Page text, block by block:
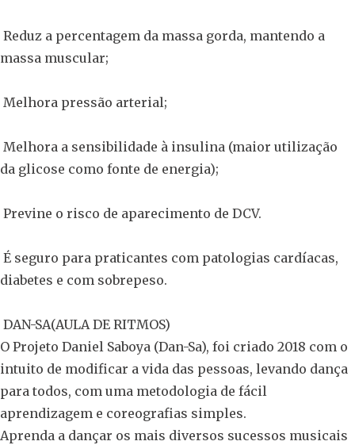
Reduz a percentagem da massa gorda, mantendo a
massa muscular;
Melhora pressão arterial;
Melhora a sensibilidade à insulina (maior utilização
da glicose como fonte de energia);
Previne o risco de aparecimento de DCV.
É seguro para praticantes com patologias cardíacas,
diabetes e com sobrepeso.
DAN-SA(AULA DE RITMOS)
O Projeto Daniel Saboya (Dan-Sa), foi criado 2018 com o
intuito de modificar a vida das pessoas, levando dança
para todos, com uma metodologia de fácil
aprendizagem e coreografias simples.
Aprenda a dançar os mais diversos sucessos musicais